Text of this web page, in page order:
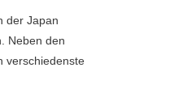
der Japan
Neben den
verschiedenste